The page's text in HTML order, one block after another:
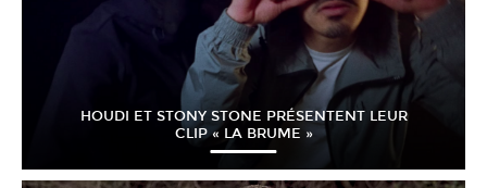
HOUDI ET STONY STONE PRÉSENTENT LEUR
CLIP « LA BRUME »